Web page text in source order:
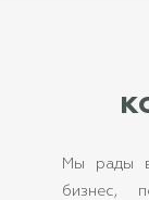
Мы рады
бизнес,